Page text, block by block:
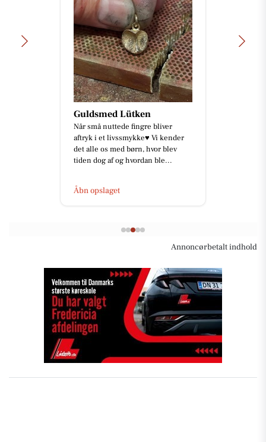
Guldsmed Lütken
Når små nuttede fingre bliver
aftryk i et livssmykke♥️ Vi kender
det alle os med børn, hvor blev
tiden dog af og hvordan ble...
Åbn opslaget
Annoncørbetalt indhold